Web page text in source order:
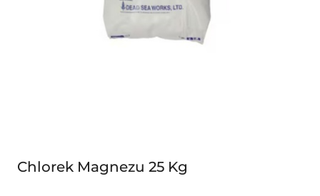
Chlorek Magnezu 25 Kg